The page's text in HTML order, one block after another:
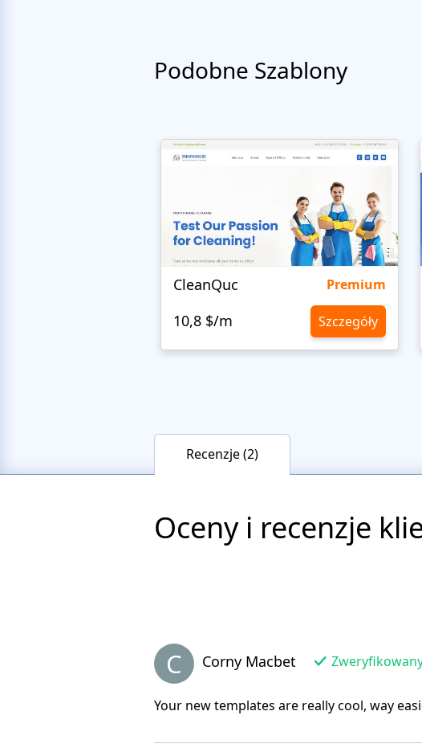
Podobne Szablony
CleanQuc Premium
10,8 $/m Szczegóły
Recenzje (2)
Oceny i recenzje
C Corny Macbet
Your new templates are really cool, way